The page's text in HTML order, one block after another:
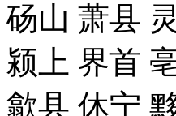
砀山 萧县
颍上 界首
歙县 休宁